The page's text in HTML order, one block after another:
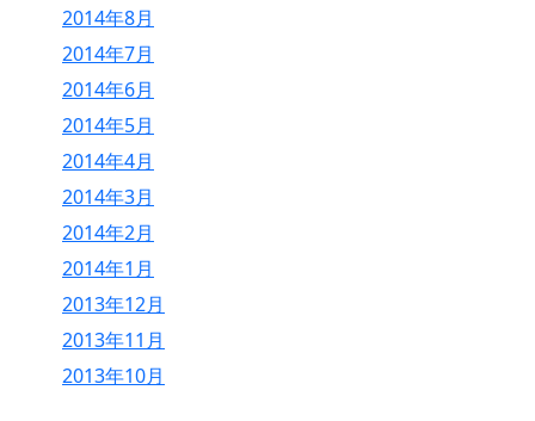
2014年8月
2014年7月
2014年6月
2014年5月
2014年4月
2014年3月
2014年2月
2014年1月
2013年12月
2013年11月
2013年10月